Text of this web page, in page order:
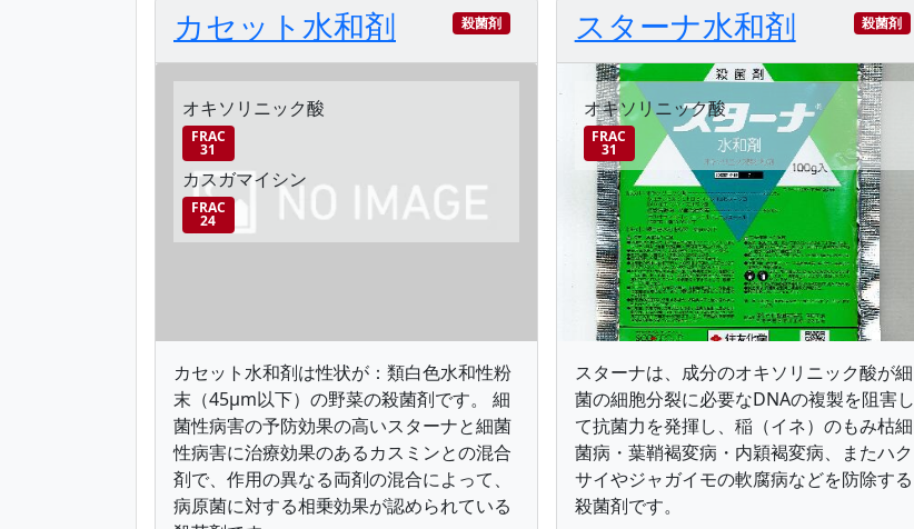
カセット水和剤 殺菌剤
オキソリニック酸
FRAC
31
カスガマイシン
FRAC
24
カセット水和剤は性状が：類白色水和性粉
末（45μm以下）の野菜の殺菌剤です。 細
菌性病害の予防効果の高いスターナと細菌
性病害に治療効果のあるカスミンとの混合
剤で、作用の異なる両剤の混合によって、
病原菌に対する相乗効果が認められている
スターナ水和剤 殺菌剤
オキソリニック酸
FRAC
31
スターナは、成分のオキソリニック酸が細
菌の細胞分裂に必要なDNAの複製を阻害し
て抗菌力を発揮し、稲（イネ）のもみ枯細
菌病・葉鞘褐変病・内穎褐変病、またハク
サイやジャガイモの軟腐病などを防除する
殺菌剤です。